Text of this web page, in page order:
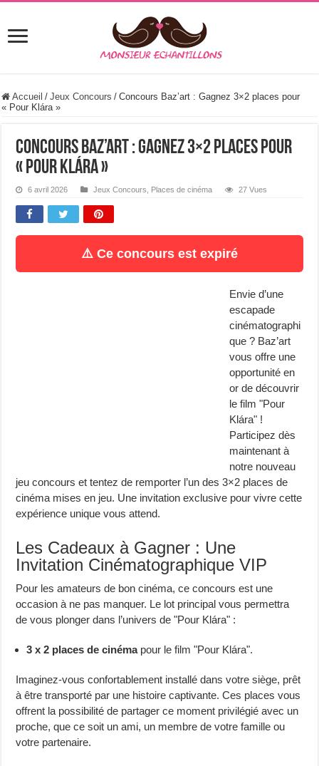
Accueil / Jeux Concours / Concours Baz’art : Gagnez 3×2 places pour
« Pour Klára »
Concours Baz’art : Gagnez 3×2 places pour
« Pour Klára »
6 avril 2026 Jeux Concours Places de cinéma 27 Vues
⚠️ Ce concours est expiré
Envie d’une
escapade
cinématographi
que ? Baz’art
vous offre une
opportunité en
or de découvrir
le film "Pour
Klára" !
Participez dès
maintenant à
notre nouveau
jeu concours et tentez de remporter l’un des 3×2 places de
cinéma mises en jeu. Une invitation exclusive pour vivre cette
expérience unique vous attend.
Les Cadeaux à Gagner : Une
Invitation Cinématographique VIP
Pour les amateurs de bon cinéma, ce concours est une
occasion à ne pas manquer. Le lot principal vous permettra
de vous plonger dans l’univers de "Pour Klára" :
3 x 2 places de cinémapour le film "Pour Klára".
Imaginez-vous confortablement installé dans votre siège, prêt
à être transporté par une histoire captivante. Ces places vous
offrent la possibilité de partager ce moment privilégié avec un
proche, que ce soit un ami, un membre de votre famille ou
votre partenaire.